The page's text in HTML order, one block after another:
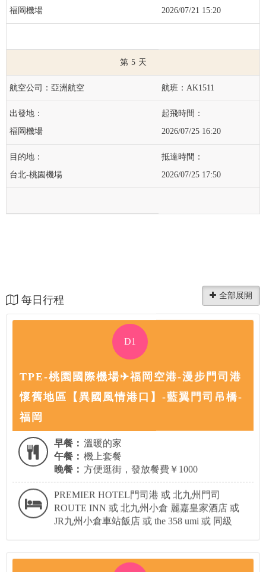
福岡機場 2026/07/21 15:20
5
亞洲航空 AK1511
福岡機場 2026/07/25 16:20
台北-桃園機場 2026/07/25 17:50
每日行程
D1
TPE-桃園國際機場✈福岡空港-漫步門司港
懷舊地區【異國風情港口】-藍翼門司吊橋-
福岡
早餐： 溫暖的家
午餐： 機上套餐
晚餐： 方便逛街，發放餐費￥1000
PREMIER HOTEL門司港 或 北九州門司
ROUTE INN 或 北九州小倉 麗嘉皇家酒店 或
JR九州小倉車站飯店 或 the 358 umi 或 同級